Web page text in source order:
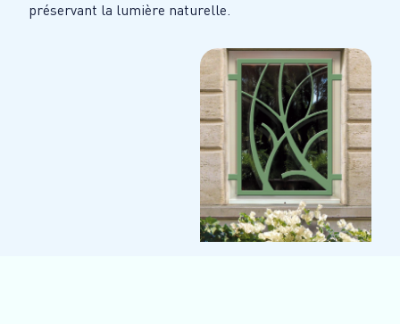
préservant la lumière naturelle.